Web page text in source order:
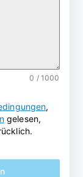
0 / 1000
,
gelesen,